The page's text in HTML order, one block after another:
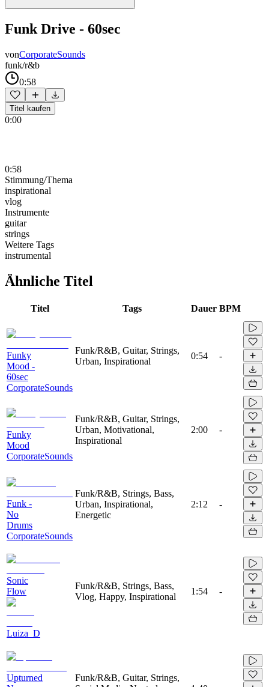
Funk Drive - 60sec
vonCorporateSounds
funk/r&b
0:58
Titel kaufen
0:00
0:58
Stimmung/Thema
inspirational
vlog
Instrumente
guitar
strings
Weitere Tags
instrumental
Ähnliche Titel
Titel Tags Dauer BPM
Funky
Mood -
60sec
CorporateSounds
Funk/R&B, Guitar, Strings,
Urban, Inspirational
0:54 -
Funky
Mood
CorporateSounds
Funk/R&B, Guitar, Strings,
Urban, Motivational,
Inspirational
2:00 -
Funk -
No
Drums
CorporateSounds
Funk/R&B, Strings, Bass,
Urban, Inspirational,
Energetic
2:12 -
Sonic
Flow
Luiza_D
Funk/R&B, Strings, Bass,
Vlog, Happy, Inspirational
1:54 -
Upturned
Funk/R&B, Guitar, Strings,